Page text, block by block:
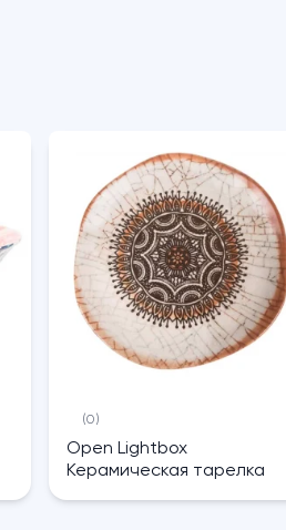
(0)
Open Lightbox
Керамическая тарелка